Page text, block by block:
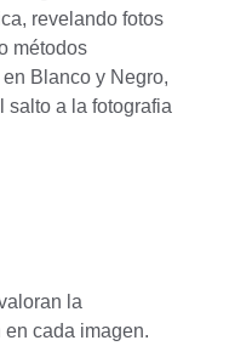
revelando fotos
métodos
Blanco y Negro,
salto a la fotografia
la
cada imagen.